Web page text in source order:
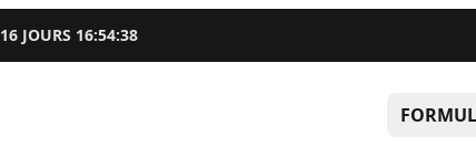
16 JOURS 16:54:37